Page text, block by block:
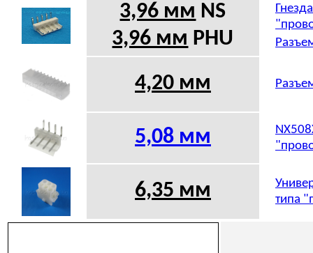
3,96 мм NS
3,96 мм PHU
4,20 мм
5,08 мм
6,35 мм
типа